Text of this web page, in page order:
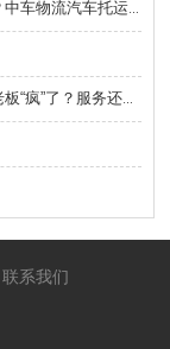
为什么大板车托运更常见，火车托运难成主流？中车物流汽车托运给您答案
四月汽车托运价格大跳水！中车物流汽车托运老板“疯”了？服务还偷偷升级了！
联系我们